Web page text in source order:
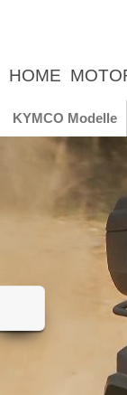
HOME
KYMCO Modelle